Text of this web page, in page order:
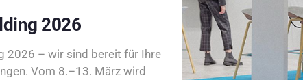
2026
2026 – wir sind bereit für Ihre
Vom 8.–13. März wird